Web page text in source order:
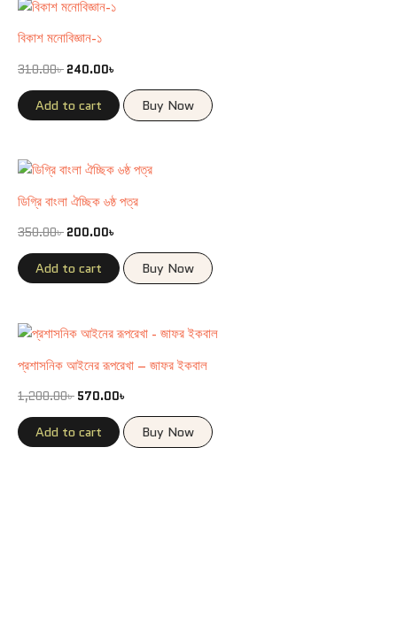
বিকাশ মনোবিজ্ঞান-১
310.00৳ 240.00৳
Add to cart Buy Now
ডিগ্রি বাংলা ঐচ্ছিক ৬ষ্ঠ পত্র
350.00৳ 200.00৳
Add to cart Buy Now
প্রশাসনিক আইনের রূপরেখা – জাফর ইকবাল
1,200.00৳ 570.00৳
Add to cart Buy Now